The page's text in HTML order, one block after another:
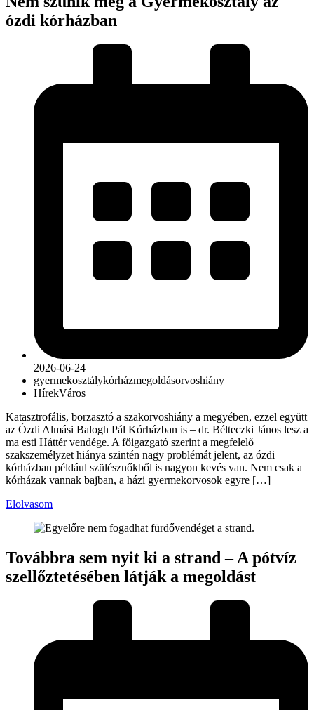
ózdi kórházban
2026-06-24
gyermekosztálykórházmegoldásorvoshiány
HírekVáros
Katasztrofális, borzasztó a szakorvoshiány a megyében, ezzel együtt
az Ózdi Almási Balogh Pál Kórházban is – dr. Bélteczki János lesz a
ma esti Háttér vendége. A főigazgató szerint a megfelelő
szakszemélyzet hiánya szintén nagy problémát jelent, az ózdi
kórházban például szülésznőkből is nagyon kevés van. Nem csak a
kórházak vannak bajban, a házi gyermekorvosok egyre […]
Elolvasom
Továbbra sem nyit ki a strand – A pótvíz
szellőztetésében látják a megoldást